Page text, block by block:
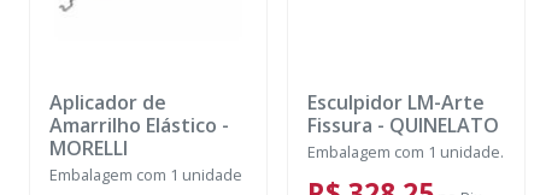
Aplicador de
Amarrilho Elástico -
MORELLI
Embalagem com 1 unidade
Esculpidor LM-Arte
Fissura - QUINELATO
Embalagem com 1 unidade.